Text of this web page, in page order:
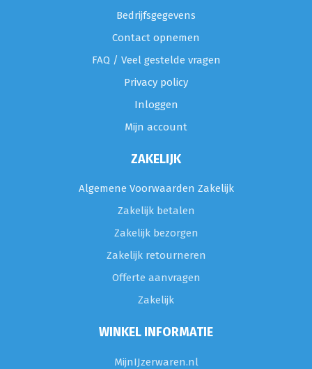
Bedrijfsgegevens
Contact opnemen
FAQ / Veel gestelde vragen
Privacy policy
Inloggen
Mijn account
ZAKELIJK
Algemene Voorwaarden Zakelijk
Zakelijk betalen
Zakelijk bezorgen
Zakelijk retourneren
Offerte aanvragen
Zakelijk
WINKEL INFORMATIE
MijnIJzerwaren.nl